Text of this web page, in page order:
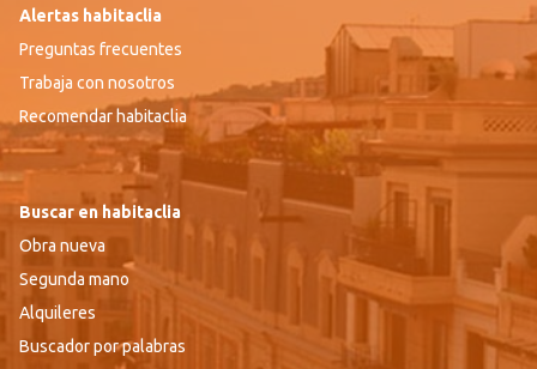
Alertas habitaclia
Preguntas frecuentes
Trabaja con nosotros
Recomendar habitaclia
Buscar en habitaclia
Obra nueva
Segunda mano
Alquileres
Buscador por palabras